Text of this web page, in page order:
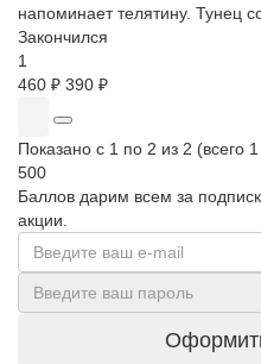
напоминает телятину. Тунец
Закончился
1
460 ₽ 390 ₽
Показано с 1 по 2 из 2 (всего
500
Баллов дарим всем за
акции.